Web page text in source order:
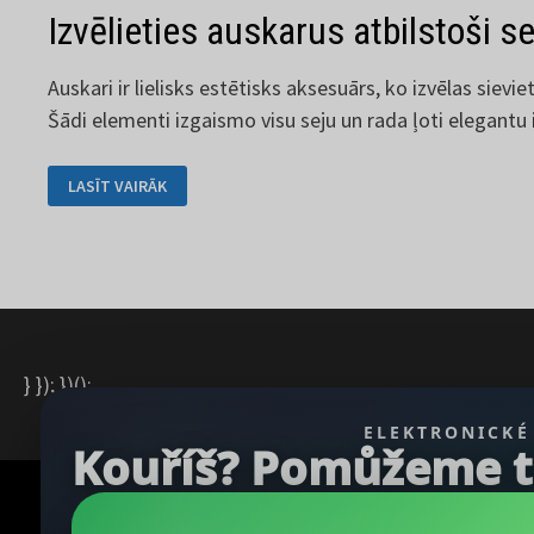
Izvēlieties auskarus atbilstoši
Auskari ir lielisks estētisks aksesuārs, ko izvēlas
Šādi elementi izgaismo visu seju un rada ļoti
IZVĒLIETIES
AUSKARUS
ATBILSTOŠI
LASĪT VAIRĀK
Kouříš?
} }); })();
Autortiesības © 2026REGBU.COM.